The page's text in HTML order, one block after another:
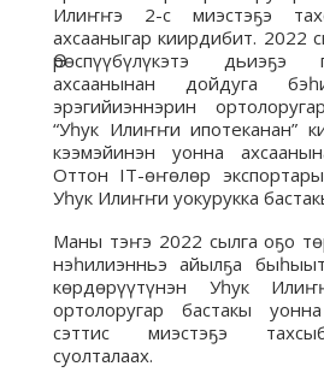
Илиҥҥэ 2-с миэстэҕэ
ахсааныгар киирдибит. 2022
Өрөспүүбүлүкэтэ дьиэҕэ
ахсаанынан дойдуга
эрэгийиэннэрин
“Уһук Илиҥҥи ипотеканан”
кээмэйинэн уонна
Оттон IТ-өҥөлөр
Уһук Илиҥҥи уокурукка
Маны тэҥэ 2022 сылга оҕо
нэһилиэнньэ айылҕа
көрдөрүүтүнэн Уһук
ортолоругар бастакы
сэттис миэстэҕэ
суолталаах.